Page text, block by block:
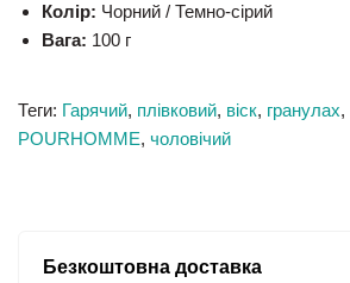
Колір: Чорний / Темно-сірий
Вага: 100 г
Теги: Гарячий, плівковий, віск, гранулах,
POURHOMME, чоловічий
Безкоштовна доставка